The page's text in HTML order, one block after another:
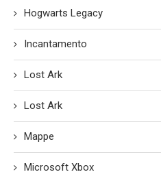
Hogwarts Legacy
Incantamento
Lost Ark
Lost Ark
Mappe
Microsoft Xbox